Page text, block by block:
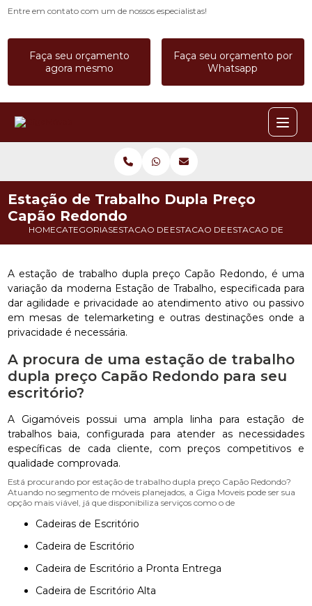
Entre em contato com um de nossos especialistas!
Faça seu orçamento
agora mesmo
Faça seu orçamento por
Whatsapp
HOMECATEGORIASESTACAO DE TRABALHOESTACAO DE TRABALHO BAIA
ESTACAO DE
Estação de Trabalho Dupla Preço
Capão Redondo
A estação de trabalho dupla preço Capão Redondo, é uma
variação da moderna Estação de Trabalho, especificada para
dar agilidade e privacidade ao atendimento ativo ou passivo
em mesas de telemarketing e outras destinações onde a
privacidade é necessária.
A procura de uma estação de trabalho
dupla preço Capão Redondo para seu
escritório?
A Gigamóveis possui uma ampla linha para estação de
trabalhos baia, configurada para atender as necessidades
específicas de cada cliente, com preços competitivos e
qualidade comprovada.
Está procurando por estação de trabalho dupla preço Capão Redondo?
Atuando no segmento de móveis planejados, a Giga Moveis pode ser sua
opção mais viável, já que disponibiliza serviços como o de
Cadeiras de Escritório
Cadeira de Escritório
Cadeira de Escritório a Pronta Entrega
Cadeira de Escritório Alta